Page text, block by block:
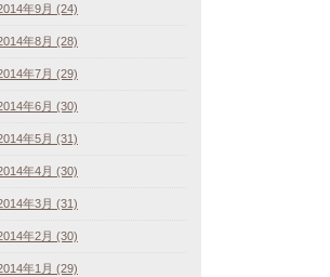
年9月 (24)
年8月 (28)
年7月 (29)
年6月 (30)
年5月 (31)
年4月 (30)
年3月 (31)
年2月 (30)
年1月 (29)